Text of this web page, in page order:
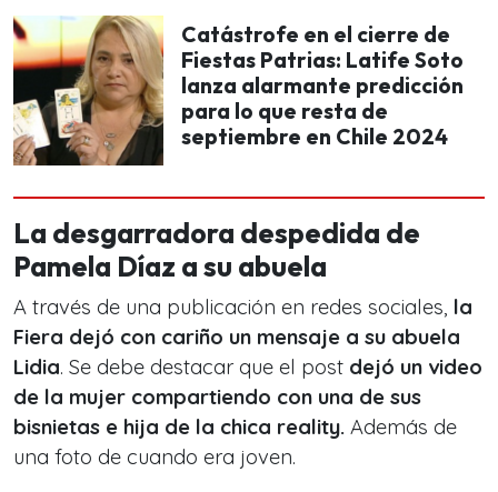
Catástrofe en el cierre de
Fiestas Patrias: Latife Soto
lanza alarmante predicción
para lo que resta de
septiembre en Chile 2024
La desgarradora despedida de
Pamela Díaz a su abuela
A través de una publicación en redes sociales, la
Fiera dejó con cariño un mensaje a su abuela
Lidia. Se debe destacar que el post dejó un video
de la mujer compartiendo con una de sus
bisnietas e hija de la chica reality. Además de
una foto de cuando era joven.